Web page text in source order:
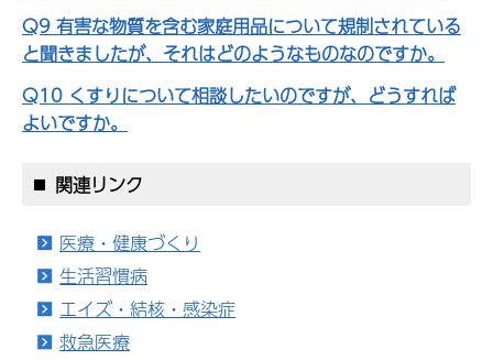
Q9 有害な物質を含む家庭用品について規制されている
と聞きましたが、それはどのようなものなのですか。
Q10 くすりについて相談したいのですが、どうすれば
よいですか。
関連リンク
医療・健康づくり
生活習慣病
エイズ・結核・感染症
救急医療